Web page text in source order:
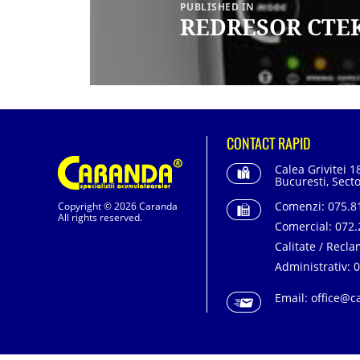
PUBLISHED IN
REDRESOR
Copyright © 2026 Caranda
All rights reserved.
CONTACT RAPID
Calea Grivitei
Bucuresti,
Comenzi:
Comercial:
Calitate /
Administrativ:
Email: